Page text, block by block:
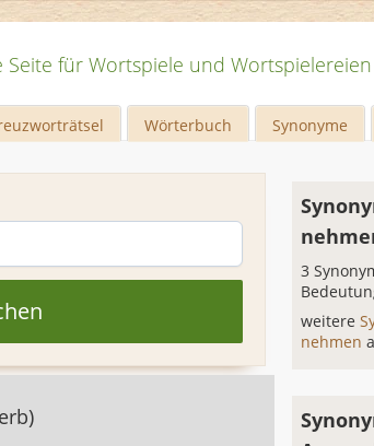
Seite für Wortspiele und Wortspielereien
Wörterbuch Synonyme
3
weitere
nehmen